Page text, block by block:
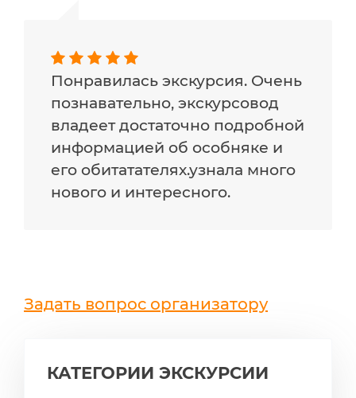
Понравилась экскурсия. Очень
познавательно, экскурсовод
владеет достаточно подробной
информацией об особняке и
его обитатателях.узнала много
нового и интересного.
Задать вопрос организатору
КАТЕГОРИИ ЭКСКУРСИИ